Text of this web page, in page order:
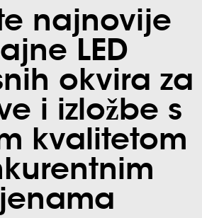
najnovije
LED
okvira za
i izložbe s
kvalitetom